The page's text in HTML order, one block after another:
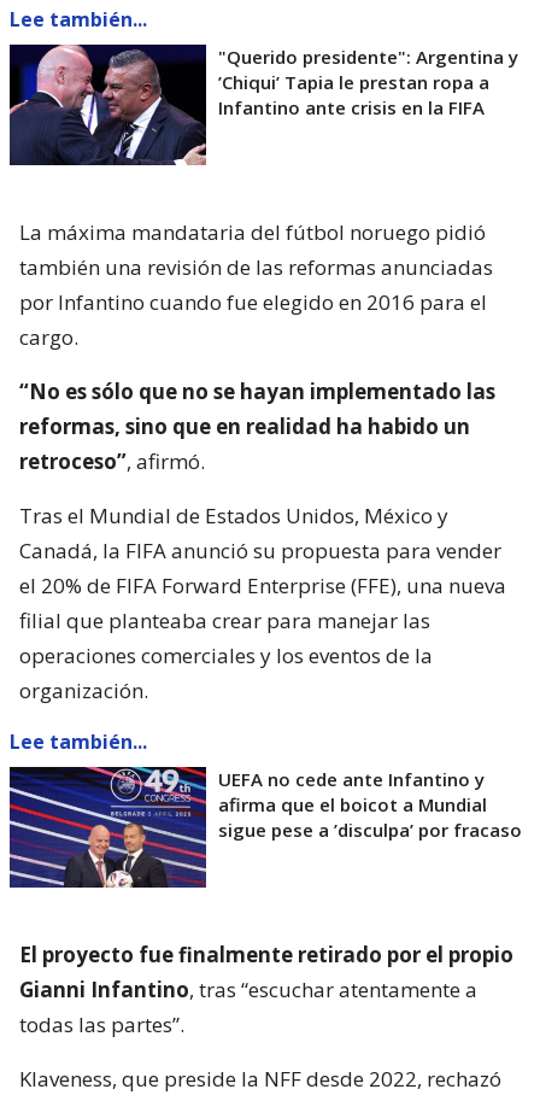
Lee también...
"Querido presidente": Argentina y
’Chiqui’ Tapia le prestan ropa a
Infantino ante crisis en la FIFA
La máxima mandataria del fútbol noruego pidió
también una revisión de las reformas anunciadas
por Infantino cuando fue elegido en 2016 para el
cargo.
“No es sólo que no se hayan implementado las
reformas, sino que en realidad ha habido un
retroceso”, afirmó.
Tras el Mundial de Estados Unidos, México y
Canadá, la FIFA anunció su propuesta para vender
el 20% de FIFA Forward Enterprise (FFE), una nueva
filial que planteaba crear para manejar las
operaciones comerciales y los eventos de la
organización.
Lee también...
UEFA no cede ante Infantino y
afirma que el boicot a Mundial
sigue pese a ’disculpa’ por fracaso
El proyecto fue finalmente retirado por el propio
Gianni Infantino, tras “escuchar atentamente a
todas las partes”.
Klaveness, que preside la NFF desde 2022, rechazó